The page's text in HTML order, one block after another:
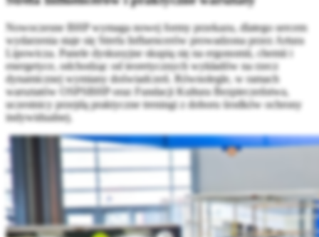
Nowoczesne BHP wymaga nowej formy przekazu, dlatego sercem
wydarzenia staje się Strefa Influencerów prowadzona przez Artura
Lipowicza. Panele dyskusyjne skupią się na ergonomii, chemii i
energetyce, odchodząc od teoretycznych wykładów na rzecz
dynamicznej wymiany doświadczeń. Równolegle, w ramach
warsztatów OSPSBHP oraz Fundacji Kultura Bezpieczeństwa,
uczestnicy przejdą praktyczne treningi z doboru środków ochrony
indywidualnej.